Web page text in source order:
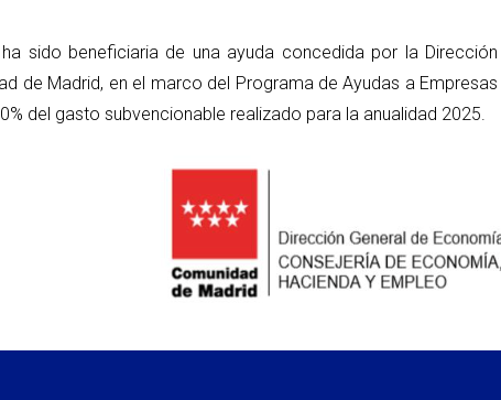
sido beneficiaria de una ayuda concedida por la
de Madrid, en el marco del Programa de Ayudas a
del gasto subvencionable realizado para la anualidad 2025.